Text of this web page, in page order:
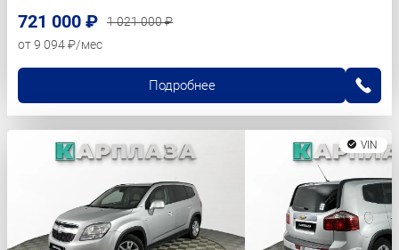
721 000 ₽
1 021 000 ₽
от 9 094 ₽/мес
Подробнее
VIN